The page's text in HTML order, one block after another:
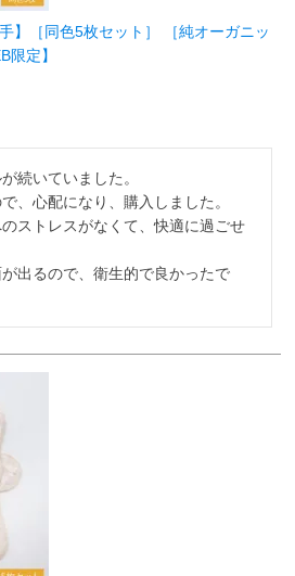
】［同色5枚セット］ ［純オーガニッ
限定】
続いていました。
、心配になり、購入しました。
ストレスがなくて、快適に過ごせ
出るので、衛生的で良かったで